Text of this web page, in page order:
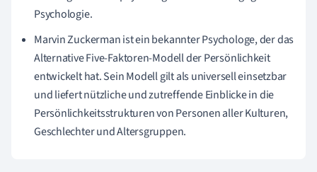
Psychologie.
Marvin Zuckerman ist ein bekannter Psychologe, der das
Alternative Five-Faktoren-Modell der Persönlichkeit
entwickelt hat. Sein Modell gilt als universell einsetzbar
und liefert nützliche und zutreffende Einblicke in die
Persönlichkeitsstrukturen von Personen aller Kulturen,
Geschlechter und Altersgruppen.